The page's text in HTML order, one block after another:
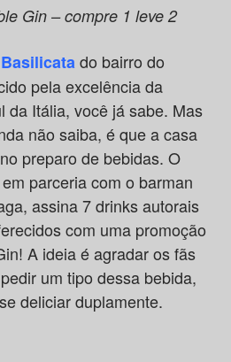
Gin – compre 1 leve 2
do bairro do
pela excelência da
da Itália, você já sabe. Mas
não saiba, é que a casa
preparo de bebidas. O
parceria com o barman
assina 7 drinks autorais
com uma promoção
A ideia é agradar os fãs
um tipo dessa bebida,
deliciar duplamente.